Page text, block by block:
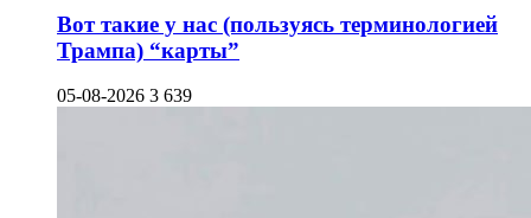
Вот такие у нас (пользуясь терминологией
Трампа) “карты”
05-08-2026 3 639